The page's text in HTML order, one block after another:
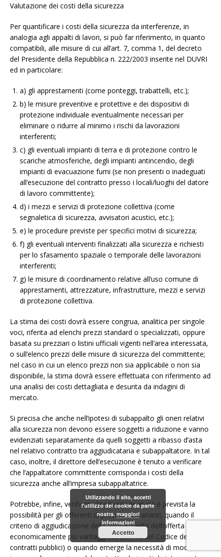
Valutazione dei costi della sicurezza
Per quantificare i costi della sicurezza da interferenze, in
analogia agli appalti di lavori, si può far riferimento, in quanto
compatibili, alle misure di cui all’art. 7, comma 1, del decreto
del Presidente della Repubblica n. 222/2003 inserite nel DUVRI
ed in particolare:
a) gli apprestamenti (come ponteggi, trabattelli, etc.);
b) le misure preventive e protettive e dei dispositivi di
protezione individuale eventualmente necessari per
eliminare o ridurre al minimo i rischi da lavorazioni
interferenti;
c) gli eventuali impianti di terra e di protezione contro le
scariche atmosferiche, degli impianti antincendio, degli
impianti di evacuazione fumi (se non presenti o inadeguati
all’esecuzione del contratto presso i locali/luoghi del datore
di lavoro committente);
d) i mezzi e servizi di protezione collettiva (come
segnaletica di sicurezza, avvisatori acustici, etc.);
e) le procedure previste per specifici motivi di sicurezza;
f) gli eventuali interventi finalizzati alla sicurezza e richiesti
per lo sfasamento spaziale o temporale delle lavorazioni
interferenti;
g) le misure di coordinamento relative all’uso comune di
apprestamenti, attrezzature, infrastrutture, mezzi e servizi
di protezione collettiva.
La stima dei costi dovrà essere congrua, analitica per singole
voci, riferita ad elenchi prezzi standard o specializzati, oppure
basata su prezziari o listini ufficiali vigenti nell’area interessata,
o sull’elenco prezzi delle misure di sicurezza del committente;
nel caso in cui un elenco prezzi non sia applicabile o non sia
disponibile, la stima dovrà essere effettuata con riferimento ad
una analisi dei costi dettagliata e desunta da indagini di
mercato.
Si precisa che anche nell’ipotesi di subappalto gli oneri relativi
alla sicurezza non devono essere soggetti a riduzione e vanno
evidenziati separatamente da quelli soggetti a ribasso d’asta
nel relativo contratto tra aggiudicataria e subappaltatore. In tal
caso, inoltre, il direttore dell’esecuzione è tenuto a verificare
che l’appaltatore committente corrisponda i costi della
sicurezza anche all’impresa subappaltatrice.
Potrebbe, infine, verificarsi la situazione in cui è prevista la
possibilità per gli offerenti di presentare varianti, quando il
criterio di aggiudicazione della gara è quello dell’offerta
economicamente più vantaggiosa (art. 76 del Codice dei
contratti pubblici) o quando emerge la necessità di modifiche
Utilizzando il sito, accetti
l'utilizzo dei cookie da parte
nostra.maggiori
informazioni
Accetto